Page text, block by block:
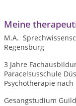
Meine
M.A.
Regensburg
3 Jahre
Paracelsusschule
Psychotherapie nach
Gesangstudium